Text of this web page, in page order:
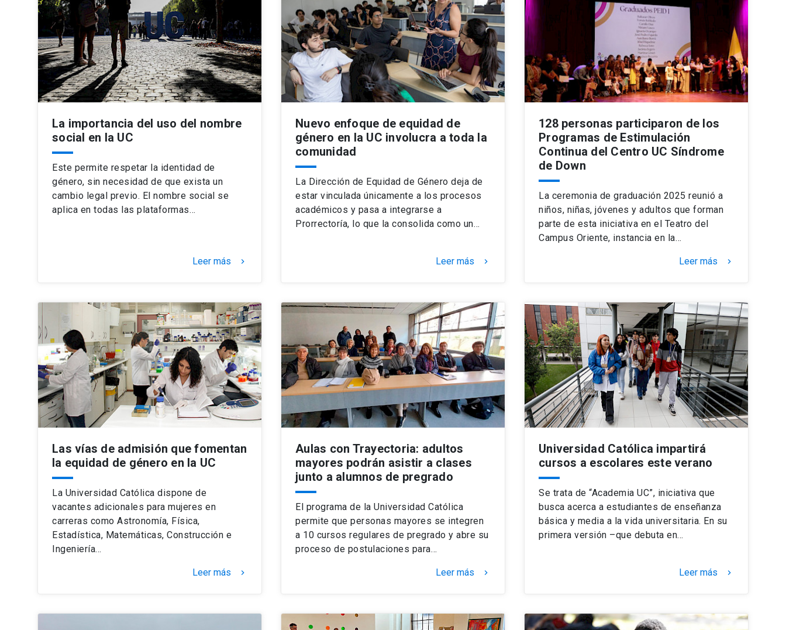
La importancia del uso del nombre
social en la UC
Este permite respetar la identidad de
género, sin necesidad de que exista un
cambio legal previo. El nombre social se
aplica en todas las plataformas…
Leer más keyboard_arrow_right
Nuevo enfoque de equidad de
género en la UC involucra a toda la
comunidad
La Dirección de Equidad de Género deja de
estar vinculada únicamente a los procesos
académicos y pasa a integrarse a
Prorrectoría, lo que la consolida como un…
Leer más keyboard_arrow_right
128 personas participaron de los
Programas de Estimulación
Continua del Centro UC Síndrome
de Down
La ceremonia de graduación 2025 reunió a
niños, niñas, jóvenes y adultos que forman
parte de esta iniciativa en el Teatro del
Campus Oriente, instancia en la…
Leer más keyboard_arrow_right
Las vías de admisión que fomentan
la equidad de género en la UC
La Universidad Católica dispone de
vacantes adicionales para mujeres en
carreras como Astronomía, Física,
Estadística, Matemáticas, Construcción e
Ingeniería…
Leer más keyboard_arrow_right
Aulas con Trayectoria: adultos
mayores podrán asistir a clases
junto a alumnos de pregrado
El programa de la Universidad Católica
permite que personas mayores se integren
a 10 cursos regulares de pregrado y abre su
proceso de postulaciones para…
Leer más keyboard_arrow_right
Universidad Católica impartirá
cursos a escolares este verano
Se trata de “Academia UC”, iniciativa que
busca acerca a estudiantes de enseñanza
básica y media a la vida universitaria. En su
primera versión –que debuta en…
Leer más keyboard_arrow_right